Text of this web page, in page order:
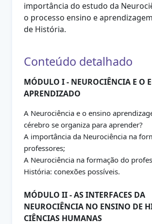
importância do estudo da
o processo ensino e
de História.
Conteúdo detalhado
MÓDULO I - NEUROCIÊNCIA E O
APRENDIZADO
A Neurociência e o ensino
cérebro se organiza para aprender?
A importância da Neurociência na
professores;
A Neurociência na formação do
História: conexões possíveis.
MÓDULO II - AS INTERFACES DA
NEUROCIÊNCIA NO ENSINO DE
CIÊNCIAS HUMANAS